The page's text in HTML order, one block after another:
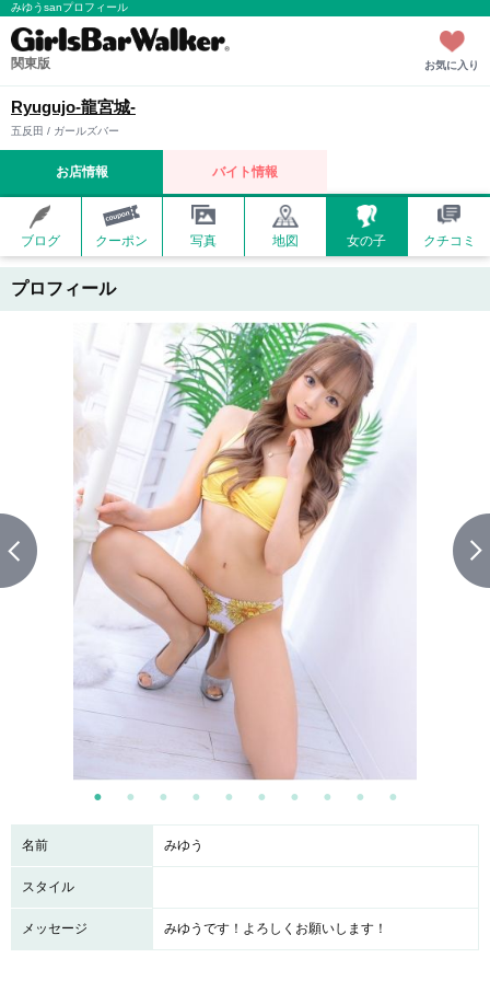
みゆうsanプロフィール
関東版 お気に入り
Ryugujo-龍宮城-
五反田 / ガールズバー
お店情報 バイト情報
ブログ クーポン 写真 地図 女の子 クチコミ
プロフィール
名前 みゆう
スタイル
メッセージ みゆうです！よろしくお願いします！